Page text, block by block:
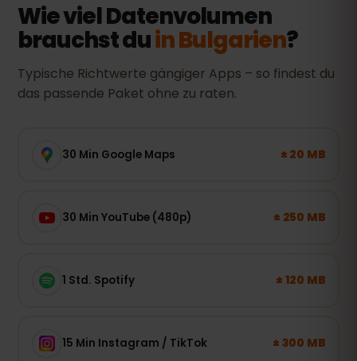
Wie viel Datenvolumen
brauchst duin Bulgarien?
Typische Richtwerte gängiger Apps – so findest du
das passende Paket ohne zu raten.
30 Min Google Maps ± 20 MB
30 Min YouTube (480p) ± 250 MB
1 Std. Spotify ± 120 MB
15 Min Instagram / TikTok ± 300 MB